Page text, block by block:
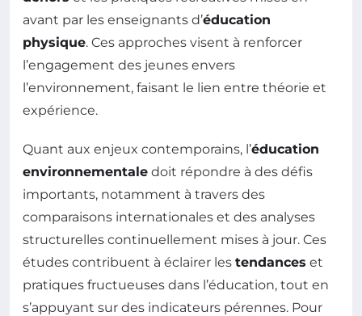
avant par les enseignants d’éducation
physique. Ces approches visent à renforcer
l’engagement des jeunes envers
l’environnement, faisant le lien entre théorie et
expérience.
Quant aux enjeux contemporains, l’éducation
environnementale doit répondre à des défis
importants, notamment à travers des
comparaisons internationales et des analyses
structurelles continuellement mises à jour. Ces
études contribuent à éclairer les tendances et
pratiques fructueuses dans l’éducation, tout en
s’appuyant sur des indicateurs pérennes. Pour